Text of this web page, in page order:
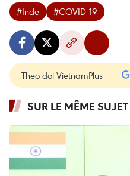
#Inde #COVID-19
Theo dõi VietnamPlus
SUR LE MÊME SUJET